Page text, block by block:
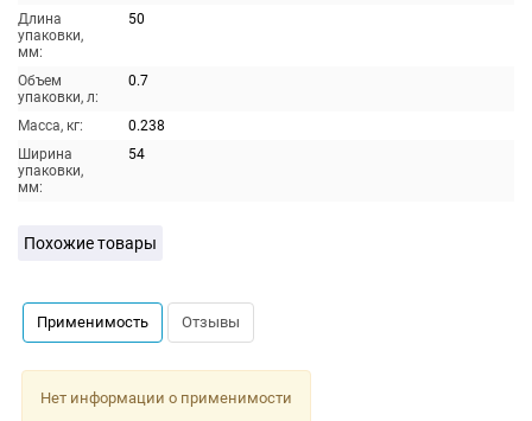
Длина
упаковки,
мм:
50
Объем
упаковки, л:
0.7
Масса, кг:
0.238
Ширина
упаковки,
мм:
54
Похожие товары
Применимость Отзывы
Нет информации о применимости